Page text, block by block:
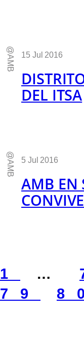
@AMB 15 Jul 2016
DEL ITSA
@AMB 5 Jul 2016
AMB EN
1
…
79